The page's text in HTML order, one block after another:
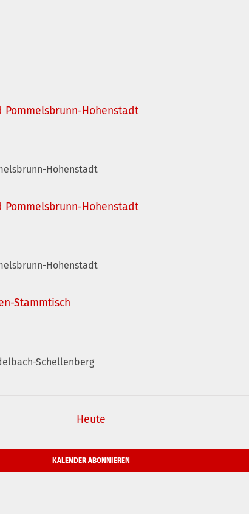
Pommelsbrunn-Hohenstadt
Hohenstadt
Pommelsbrunn-Hohenstadt
Hohenstadt
Stammtisch
Schellenberg
Heute
KALENDER ABONNIEREN